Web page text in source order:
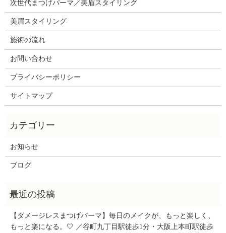
次世代まつげパーマ／美眉スタイリング
美眉スタイリング
施術の流れ
お問い合わせ
プライバシーポリシー
サイトマップ
お知らせ
ブログ
【ダメージレスまつげパーマ】毎日のメイクが、もっと楽しく、
もっと楽になる。🤍 ／谷町九丁目駅徒歩1分・大阪上本町駅徒歩